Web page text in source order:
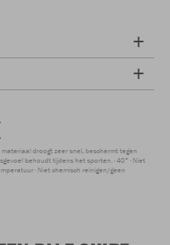
droogt zeer snel, beschermt tegen
behoudt tijdens het sporten. 40° Niet
Niet chemisch reinigen/geen